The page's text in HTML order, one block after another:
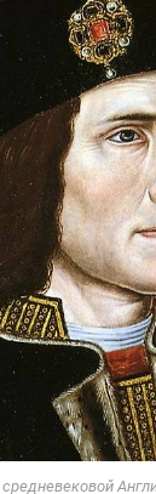
средневековой